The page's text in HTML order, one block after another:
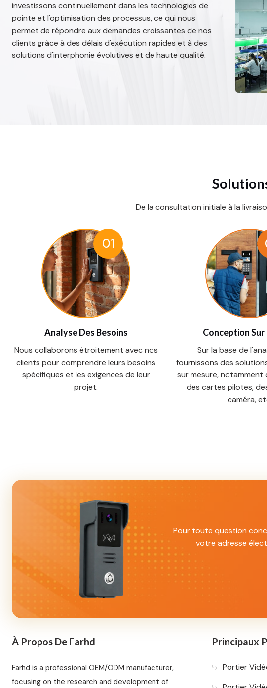
investissons continuellement dans les technologies de
pointe et l'optimisation des processus, ce qui nous
permet de répondre aux demandes croissantes de nos
clients grâce à des délais d'exécution rapides et à des
solutions d'interphonie évolutives et de haute qualité.
3
De la consultation initiale à la
01
Analyse Des Besoins
Nous collaborons étroitement avec nos
clients pour comprendre leurs besoins
spécifiques et les exigences de leur
projet.
Conception
Sur la base de
fournissons des
sur mesure, notamment
des cartes pilotes,
caméra,
Pour toute question
votre adresse
À Propos De Farhd
Farhd is a professional OEM/ODM manufacturer,
focusing on the research and development of
Principaux
Portier